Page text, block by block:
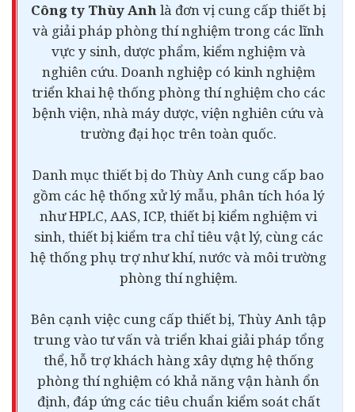
Công ty Thùy Anhlà đơn vị cung cấp thiết bị
và giải pháp phòng thí nghiệm trong các lĩnh
vực y sinh, dược phẩm, kiểm nghiệm và
nghiên cứu. Doanh nghiệp có kinh nghiệm
triển khai hệ thống phòng thí nghiệm cho các
bệnh viện, nhà máy dược, viện nghiên cứu và
trường đại học trên toàn quốc.
Danh mục thiết bị do Thùy Anh cung cấp bao
gồm các hệ thống xử lý mẫu, phân tích hóa lý
như HPLC, AAS, ICP, thiết bị kiểm nghiệm vi
sinh, thiết bị kiểm tra chỉ tiêu vật lý, cùng các
hệ thống phụ trợ như khí, nước và môi trường
phòng thí nghiệm.
Bên cạnh việc cung cấp thiết bị, Thùy Anh tập
trung vào tư vấn và triển khai giải pháp tổng
thể, hỗ trợ khách hàng xây dựng hệ thống
phòng thí nghiệm có khả năng vận hành ổn
định, đáp ứng các tiêu chuẩn kiểm soát chất